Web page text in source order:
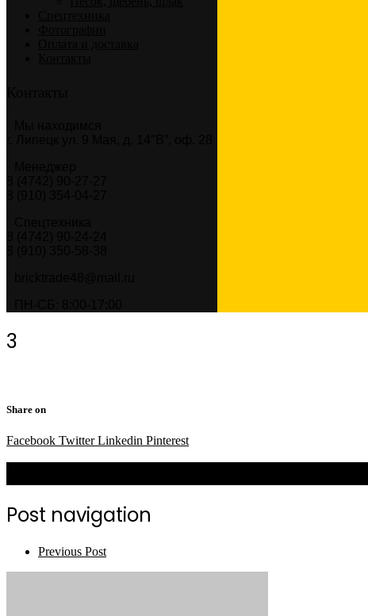
3
Share on
Facebook TwitterLinkedin Pinterest
Post navigation
Previous Post